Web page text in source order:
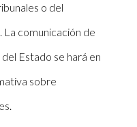
o del
La comunicación de
Estado se hará en
sobre